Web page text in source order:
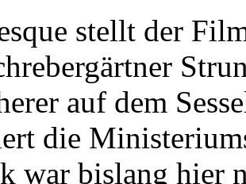
stellt der
auf dem
die
war bislang hier